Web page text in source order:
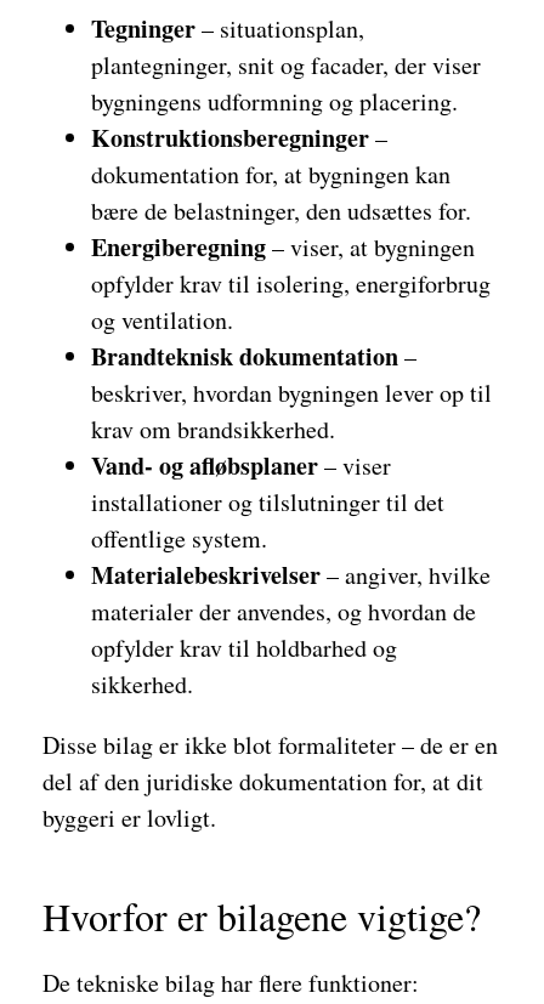
Tegninger– situationsplan,
plantegninger, snit og facader, der viser
bygningens udformning og placering.
Konstruktionsberegninger–
dokumentation for, at bygningen kan
bære de belastninger, den udsættes for.
Energiberegning– viser, at bygningen
opfylder krav til isolering, energiforbrug
og ventilation.
Brandteknisk dokumentation–
beskriver, hvordan bygningen lever op til
krav om brandsikkerhed.
Vand- og afløbsplaner– viser
installationer og tilslutninger til det
offentlige system.
Materialebeskrivelser– angiver, hvilke
materialer der anvendes, og hvordan de
opfylder krav til holdbarhed og
sikkerhed.
Disse bilag er ikke blot formaliteter – de er en
del af den juridiske dokumentation for, at dit
byggeri er lovligt.
Hvorfor er bilagene vigtige?
De tekniske bilag har flere funktioner: